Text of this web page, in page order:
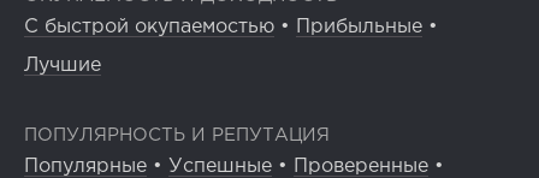
С быстрой окупаемостью • Прибыльные •
Лучшие
ПОПУЛЯРНОСТЬ И РЕПУТАЦИЯ
Популярные • Успешные • Проверенные •